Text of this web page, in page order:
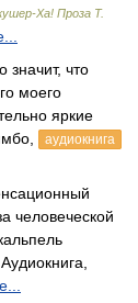
Ха! Проза Т.
значит, что
моего
яркие
аудиокнига
человеческой